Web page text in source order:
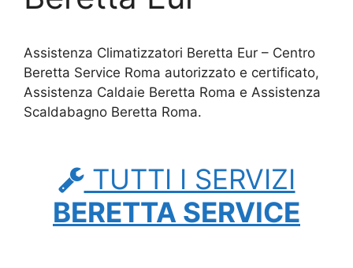
Assistenza Climatizzatori Beretta Eur – Centro
Beretta Service Roma autorizzato e certificato,
Assistenza Caldaie Beretta Roma e Assistenza
Scaldabagno Beretta Roma.
TUTTI I SERVIZI
BERETTA SERVICE